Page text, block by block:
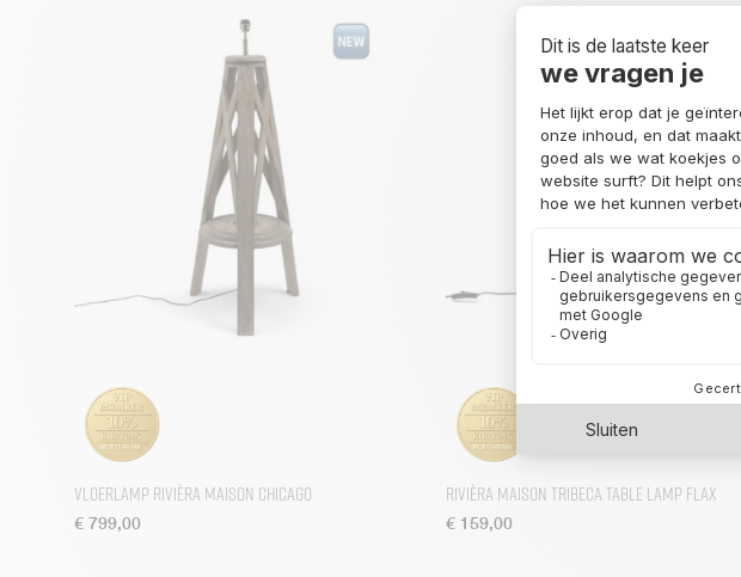
Vloerlamp Rivièra Maison Chicago
€ 799,00
Rivièra Maison Tribeca Table Lamp Flax
€ 159,00